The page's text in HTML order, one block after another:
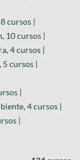
cursos |
10 cursos |
4 cursos |
5 cursos |
|
4 cursos |
|